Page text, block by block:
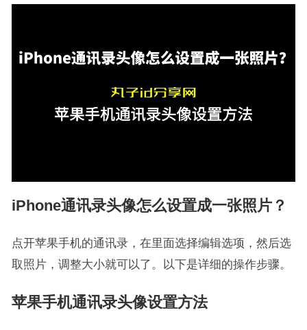
iPhone通讯录头像怎么设置成一张照片？
点开苹果手机的通讯录，在里面选择编辑选项，然后选
取照片，调整大小就可以了。以下是详细的操作步骤。
苹果手机通讯录头像设置方法